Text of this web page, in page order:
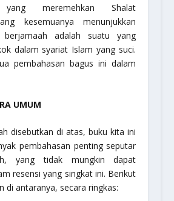
yang meremehkan Shalat
kesemuanya menunjukkan
adalah suatu yang
dalam syariat Islam yang suci.
pembahasan bagus ini dalam
UMUM
disebutkan di atas, buku kita ini
pembahasan penting seputar
yang tidak mungkin dapat
resensi yang singkat ini. Berikut
di antaranya, secara ringkas: